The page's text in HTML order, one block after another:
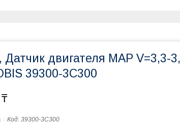
Датчик двигателя MAP V=3,3-
39300-3C300
Код: 39300-3C300